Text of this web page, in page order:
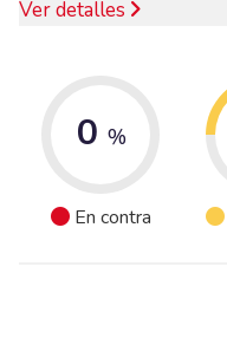
Ver detalles
0 %
En contra